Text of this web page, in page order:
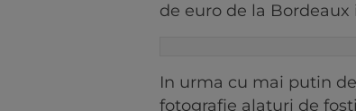
de euro de la Bordeaux
In urma cu mai putin
fotografie alaturi de